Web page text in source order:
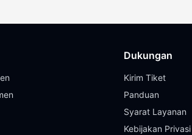
Dukungan
Kirim Tiket
Panduan
Syarat Layanan
Kebijakan Privasi